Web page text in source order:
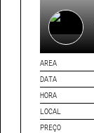
AREA
DATA
HORA
LOCAL
PREÇO